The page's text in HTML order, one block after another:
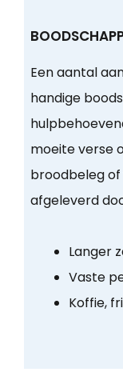
Een aantal
handige
moeite verse
broodbeleg
afgeleverd
Langer
Vaste
Koffie,